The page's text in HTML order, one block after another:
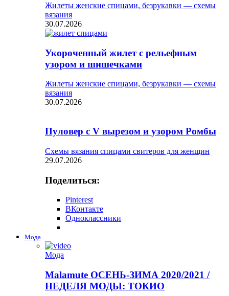
Жилеты женские спицами, безрукавки — схемы
вязания
30.07.2026
Укороченный жилет с рельефным
узором и шишечками
Жилеты женские спицами, безрукавки — схемы
вязания
30.07.2026
Пуловер с V вырезом и узором Ромбы
Схемы вязания спицами свитеров для женщин
29.07.2026
Поделиться:
Pinterest
ВКонтакте
Одноклассники
Мода
Мода
Malamute ОСЕНЬ-ЗИМА 2020/2021 /
НЕДЕЛЯ МОДЫ: ТОКИО